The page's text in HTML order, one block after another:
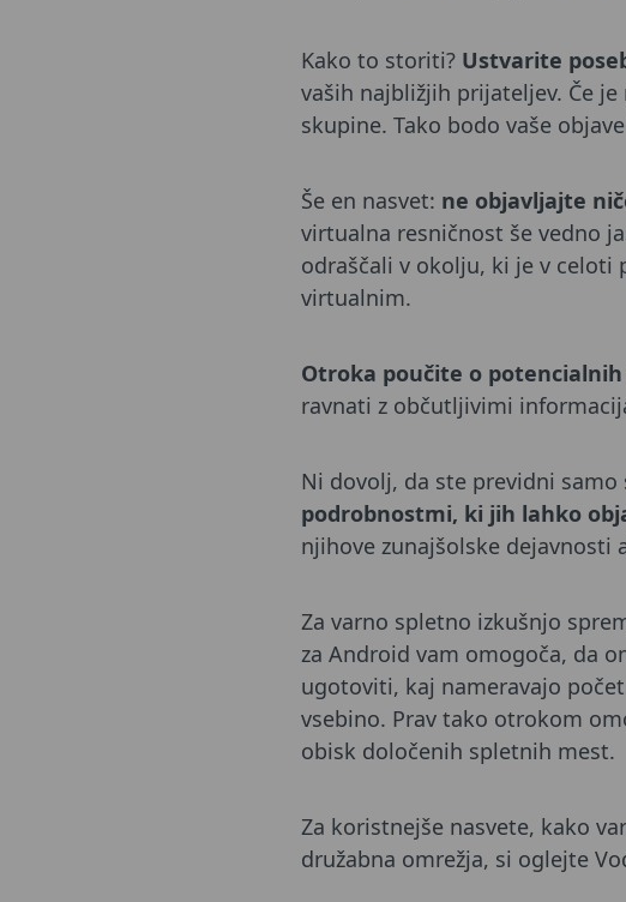
Kako to storiti? Ustvarite
vaših najbližjih prijateljev. Če je
skupine. Tako bodo vaše
Še en nasvet: ne objavljajte
virtualna resničnost še vedno
odraščali v okolju, ki je v celoti
virtualnim.
Otroka poučite o
ravnati z občutljivimi
Ni dovolj, da ste previdni
podrobnostmi, ki jih lahko
njihove zunajšolske dejavnosti
Za varno spletno izkušnjo
za Android vam omogoča, da
ugotoviti, kaj nameravajo
vsebino. Prav tako otrokom
obisk določenih spletnih mest.
Za koristnejše nasvete, kako
družabna omrežja, si oglejte